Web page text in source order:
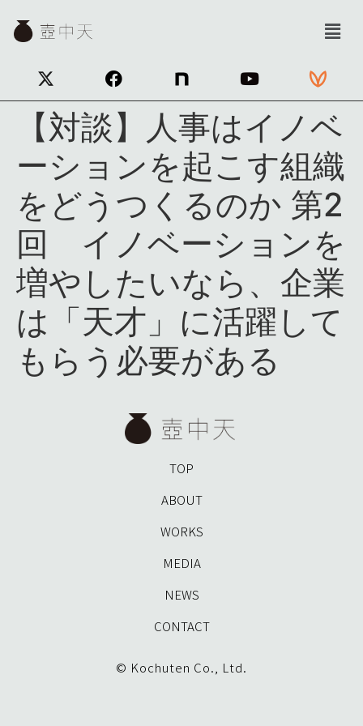
【対談】人事はイノベ
ーションを起こす組織
をどうつくるのか 第2
回 イノベーションを
増やしたいなら、企業
は「天才」に活躍して
もらう必要がある
TOP
ABOUT
WORKS
MEDIA
NEWS
CONTACT
© Kochuten Co., Ltd.